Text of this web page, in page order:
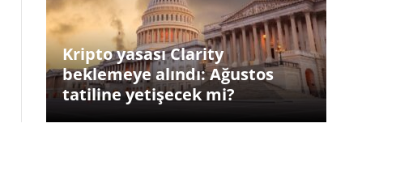
Kripto yasası Clarity
beklemeye alındı: Ağustos
tatiline yetişecek mi?